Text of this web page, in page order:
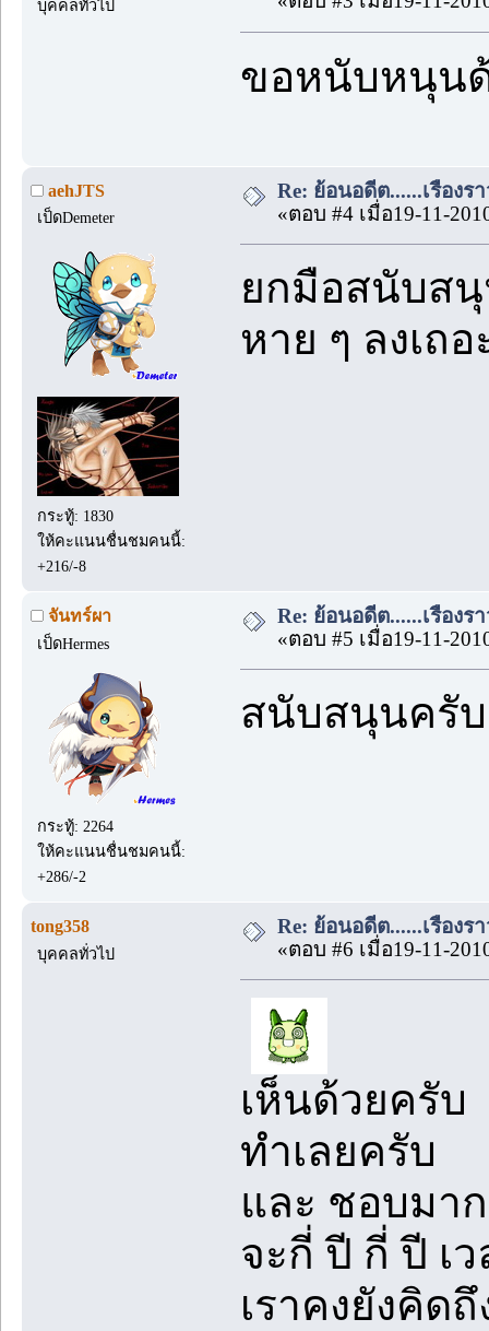
บุคคลทั่วไป
ขอหนับหนุน
aehJTS
เป็ดDemeter
กระทู้: 1830
ให้คะแนนชื่นชมคนนี้:
+216/-8
Re: ย้อนอดีต......เรื่องร
«ตอบ #4 เมื่อ19-11-
ยกมือสนับสนุ
หาย ๆ ลงเถ
จันทร์ผา
เป็ดHermes
กระทู้: 2264
ให้คะแนนชื่นชมคนนี้:
+286/-2
Re: ย้อนอดีต......เรื่องร
«ตอบ #5 เมื่อ19-11-
สนับสนุนครับ
tong358
บุคคลทั่วไป
Re: ย้อนอดีต......เรื่องร
«ตอบ #6 เมื่อ19-11-
เห็นด้วยครับ
ทำเลยครับ
และ ชอบมา
จะกี่ ปี กี่ ปี เ
เราคงยังคิด